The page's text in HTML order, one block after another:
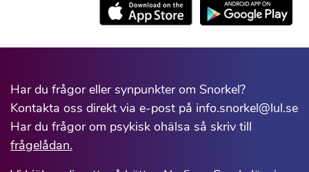
Har du frågor eller synpunkter om Snorkel?
Kontakta oss direkt via e-post på info.snorkel@lul.se
Har du frågor om psykisk ohälsa så skriv till
frågelådan.